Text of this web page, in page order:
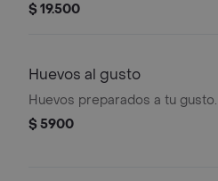
$ 19.500
Huevos al gusto
Huevos preparados a tu gusto.
$ 5900